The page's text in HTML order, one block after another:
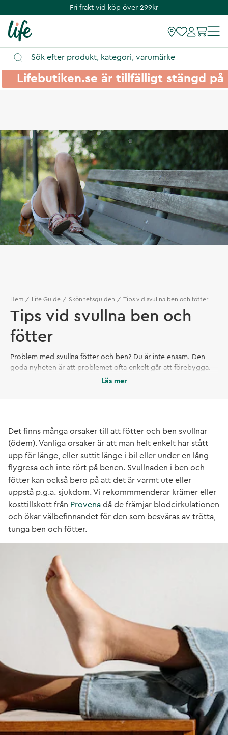
Fri frakt vid köp över 299kr
Lifebutiken.se är tillfälligt stängd
Hem Life Guide Skönhetsguiden Tips vid svullna ben och fötter
Tips vid svullna ben och
fötter
Problem med svullna fötter och ben? Du är inte ensam. Den
goda nyheten är att problemet ofta enkelt går att förebygga.
Här är våra 8 tips för att få ner svullnaden i fötter och ben (även
Läs mer
Det finns många orsaker till att fötter och ben svullnar
(ödem). Vanliga orsaker är att man helt enkelt har stått
upp för länge, eller suttit länge i bil eller under en lång
flygresa och inte rört på benen. Svullnaden i ben och
fötter kan också bero på att det är varmt ute eller
uppstå p.g.a. sjukdom. Vi rekommmenderar krämer eller
kosttillskott från Provena då de främjar blodcirkulationen
och ökar välbefinnandet för den som besväras av trötta,
tunga ben och fötter.